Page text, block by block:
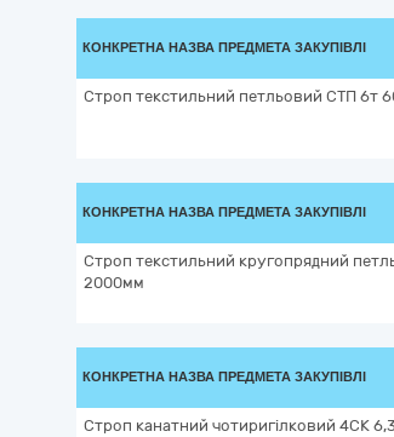
КОНКРЕТНА НАЗВА ПРЕДМЕТА ЗАКУПІВЛІ
Строп текстильний петльовий СТП 6т
КОНКРЕТНА НАЗВА ПРЕДМЕТА ЗАКУПІВЛІ
Строп текстильний кругопрядний
2000мм
КОНКРЕТНА НАЗВА ПРЕДМЕТА ЗАКУПІВЛІ
Строп канатний чотиригілковий 4СК